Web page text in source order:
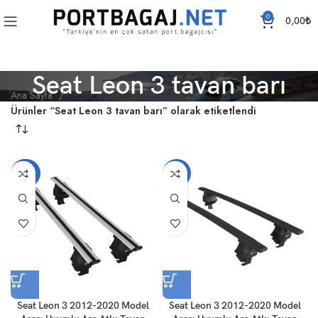
0 0,00₺
Seat Leon 3 tavan barı
Ana Sayfa
Ürünler “Seat Leon 3 tavan barı” olarak etiketlendi
-20%
Seat Leon 3 2012-2020 Model
-19%
Seat Leon 3 2012-2020 Model